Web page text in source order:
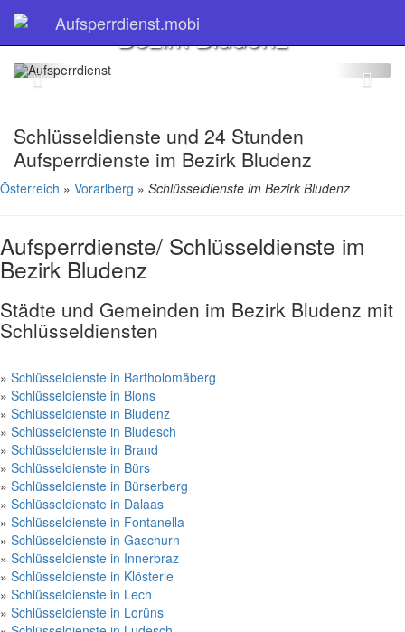
Aufsperrdienst.mobi
Schlüsseldienste im
Bezirk Bludenz
Schlüsseldienste und 24 Stunden
Aufsperrdienste im Bezirk Bludenz
Österreich » Vorarlberg » Schlüsseldienste im Bezirk Bludenz
Aufsperrdienste/ Schlüsseldienste im
Bezirk Bludenz
Städte und Gemeinden im Bezirk Bludenz mit
Schlüsseldiensten
» Schlüsseldienste in Bartholomäberg
» Schlüsseldienste in Blons
» Schlüsseldienste in Bludenz
» Schlüsseldienste in Bludesch
» Schlüsseldienste in Brand
» Schlüsseldienste in Bürs
» Schlüsseldienste in Bürserberg
» Schlüsseldienste in Dalaas
» Schlüsseldienste in Fontanella
» Schlüsseldienste in Gaschurn
» Schlüsseldienste in Innerbraz
» Schlüsseldienste in Klösterle
» Schlüsseldienste in Lech
» Schlüsseldienste in Lorüns